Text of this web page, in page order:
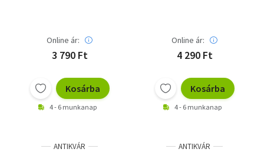
Történelem
Egyéb
Online ár:
3 790 Ft
Kosárba
4 - 6 munkanap
Online ár:
4 290 Ft
Kosárba
4 - 6 munkanap
ANTIKVÁR ANTIKVÁR